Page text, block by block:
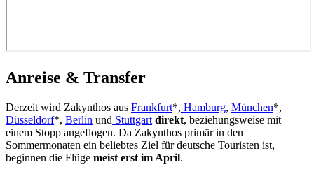
Anreise & Transfer
Derzeit wird Zakynthos aus Frankfurt*, Hamburg, München*,
Düsseldorf*, Berlin und Stuttgart direkt, beziehungsweise mit
einem Stopp angeflogen. Da Zakynthos primär in den
Sommermonaten ein beliebtes Ziel für deutsche Touristen ist,
beginnen die Flüge meist erst im April.